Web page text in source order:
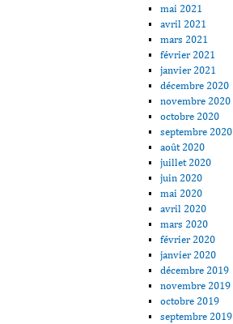
mai 2021
avril 2021
mars 2021
février 2021
janvier 2021
décembre 2020
novembre 2020
octobre 2020
septembre 2020
août 2020
juillet 2020
juin 2020
mai 2020
avril 2020
mars 2020
février 2020
janvier 2020
décembre 2019
novembre 2019
octobre 2019
septembre 2019